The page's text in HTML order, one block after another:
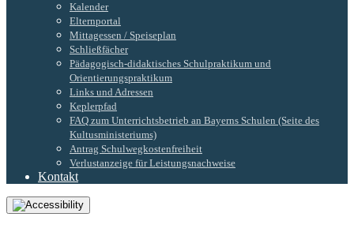
Kalender
Elternportal
Mittagessen / Speiseplan
Schließfächer
Pädagogisch-didaktisches Schulpraktikum und
Orientierungspraktikum
Links und Adressen
Keplerpfad
FAQ zum Unterrichtsbetrieb an Bayerns Schulen (Seite des
Kultusministeriums)
Antrag Schulwegkostenfreiheit
Verlustanzeige für Leistungsnachweise
Kontakt